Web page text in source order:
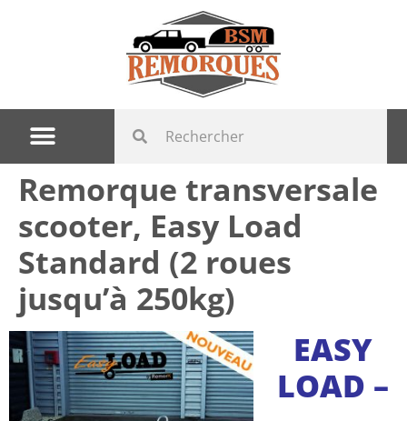
Remorque transversale
scooter, Easy Load
Standard (2 roues
jusqu’à 250kg)
EASY
LOAD –